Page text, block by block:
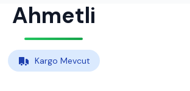
Ahmetli
Kargo Mevcut